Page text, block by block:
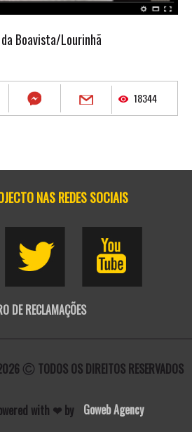
Boavista/Lourinhã
18344
NAS REDES SOCIAIS
DE RECLAMAÇÕES
TODOS OS DIREITOS RESERVADOS
with ❤ by Goweb Agency